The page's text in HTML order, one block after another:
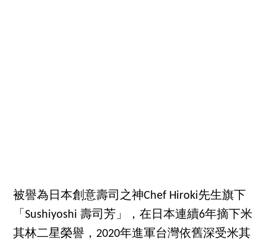
被譽為日本創意壽司之神Chef Hiroki先生旗下
「Sushiyoshi 壽司芳」，在日本連續6年摘下米
其林二星榮譽，2020年進軍台灣依舊深受米其